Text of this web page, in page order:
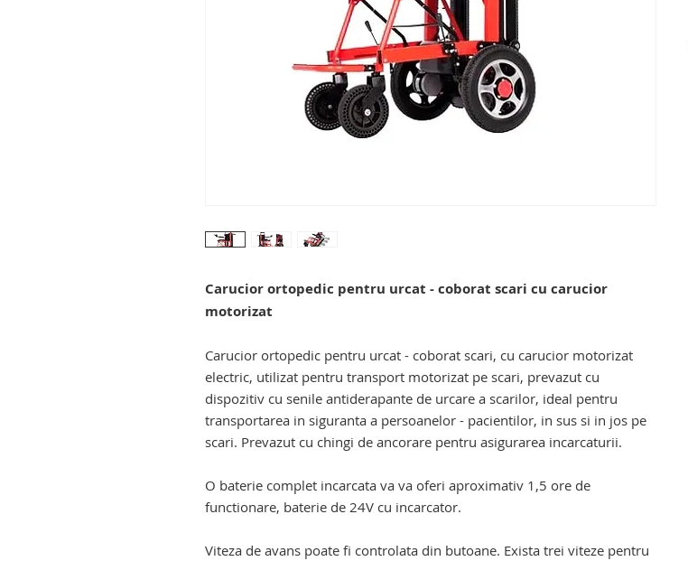
Carucior ortopedic pentru urcat - coborat scari cu carucior
motorizat
Carucior ortopedic pentru urcat - coborat scari, cu carucior motorizat
electric, utilizat pentru transport motorizat pe scari, prevazut cu
dispozitiv cu senile antiderapante de urcare a scarilor, ideal pentru
transportarea in siguranta a persoanelor - pacientilor, in sus si in jos pe
scari. Prevazut cu chingi de ancorare pentru asigurarea incarcaturii.
O baterie complet incarcata va va oferi aproximativ 1,5 ore de
functionare, baterie de 24V cu incarcator.
Viteza de avans poate fi controlata din butoane. Exista trei viteze pentru